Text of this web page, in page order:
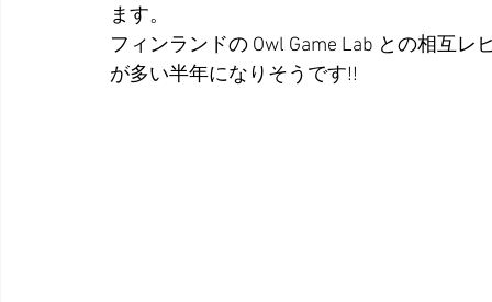
ます。
フィンランドの Owl Game Lab との相互
が多い半年になりそうです!!